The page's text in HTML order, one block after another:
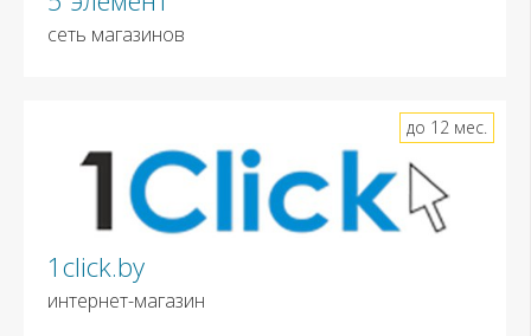
сеть магазинов
1click.by
интернет-магазин
до 12 мес.